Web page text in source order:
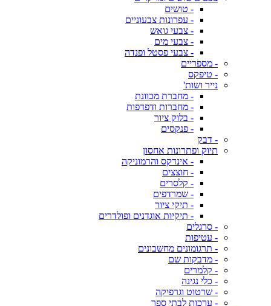
- טושים
- עפרונות צבעוניים
- צבעי גואש
- צבעי מים
- צבעי פסטל ופנדה
- מספריים
- טיפקס
נייר ושות'
- מחברת מכוונת
- מחברות ודפדפות
- בלוק ציור
- פנקסים
- דבק
תיוק ופתרונות אחסון
- אינדקס והרמוניקה
- חוצצים
- קלסרים
- שמרדפים
- תיקי ציור
- תיקיות אוגדנים ופולדרים
- סרגלים
- עטיפות
- תרגומונים מחשבונים
- מדבקות שם
- קלמרים
- כלי נגינה
- שרטוט וגרפיקה
- ערכות לבתי ספר